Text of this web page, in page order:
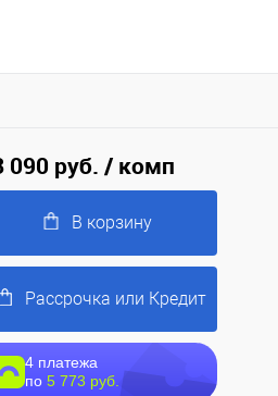
090 руб. / комп
В корзину
Рассрочка или Кредит
4 платежа
по 5 773 руб.